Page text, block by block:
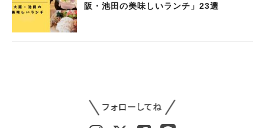
阪・池田の美味しいランチ」23選